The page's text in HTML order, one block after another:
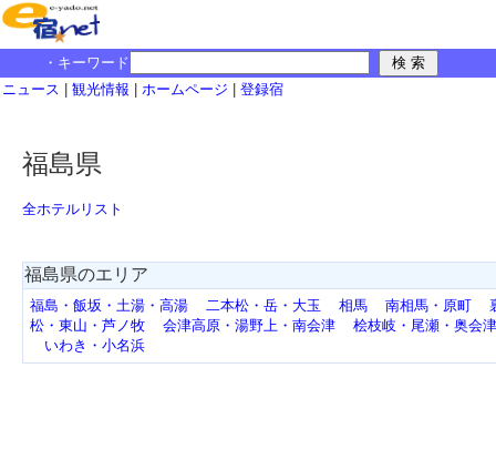
・キーワード
ニュース
観光情報 ホームページ 登録宿
福島県
全ホテルリスト
福島県のエリア
福島・飯坂・土湯・高湯 二本松・岳・大玉 相馬 南相馬・原町
松・東山・芦ノ牧
会津高原・湯野上・南会津
桧枝岐・尾瀬・奥会津
いわき・小名浜